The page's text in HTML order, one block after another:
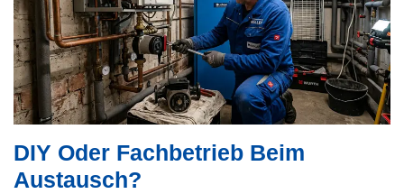
DIY Oder Fachbetrieb Beim
Austausch?